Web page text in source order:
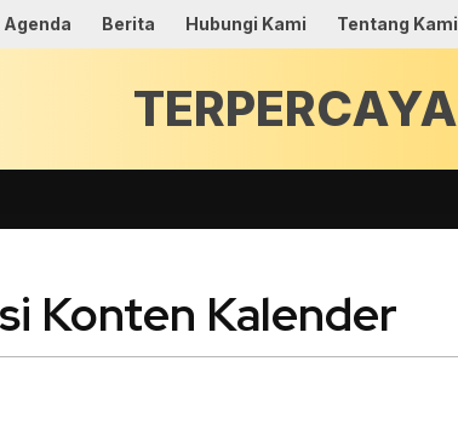
Agenda Berita Hubungi Kami Tentang Kami
T
Konten Kalender